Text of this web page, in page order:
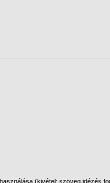
(kivétel: szöveg